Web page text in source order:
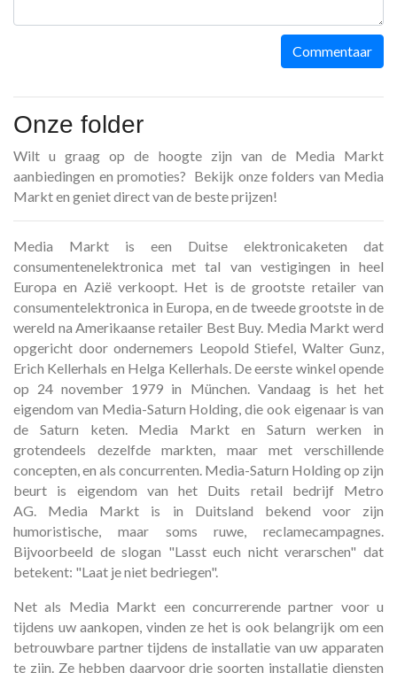
Commentaar
Onze folder
Wilt u graag op de hoogte zijn van de Media Markt
aanbiedingen en promoties? Bekijk onze folders van Media
Markt en geniet direct van de beste prijzen!
Media Markt is een Duitse elektronicaketen dat
consumentenelektronica met tal van vestigingen in heel
Europa en Azië verkoopt. Het is de grootste retailer van
consumentelektronica in Europa, en de tweede grootste in de
wereld na Amerikaanse retailer Best Buy. Media Markt werd
opgericht door ondernemers Leopold Stiefel, Walter Gunz,
Erich Kellerhals en Helga Kellerhals. De eerste winkel opende
op 24 november 1979 in München. Vandaag is het het
eigendom van Media-Saturn Holding, die ook eigenaar is van
de Saturn keten. Media Markt en Saturn werken in
grotendeels dezelfde markten, maar met verschillende
concepten, en als concurrenten. Media-Saturn Holding op zijn
beurt is eigendom van het Duits retail bedrijf Metro
AG. Media Markt is in Duitsland bekend voor zijn
humoristische, maar soms ruwe, reclamecampagnes.
Bijvoorbeeld de slogan "Lasst euch nicht verarschen" dat
betekent: "Laat je niet bedriegen".
Net als Media Markt een concurrerende partner voor u
tijdens uw aankopen, vinden ze het is ook belangrijk om een
betrouwbare partner tijdens de installatie van uw apparaten
te zijn. Ze hebben daarvoor drie soorten installatie diensten